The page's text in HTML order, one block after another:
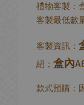
禮物客製：
客製最低數
客製資訊：
紹； 盒內
款式預購：